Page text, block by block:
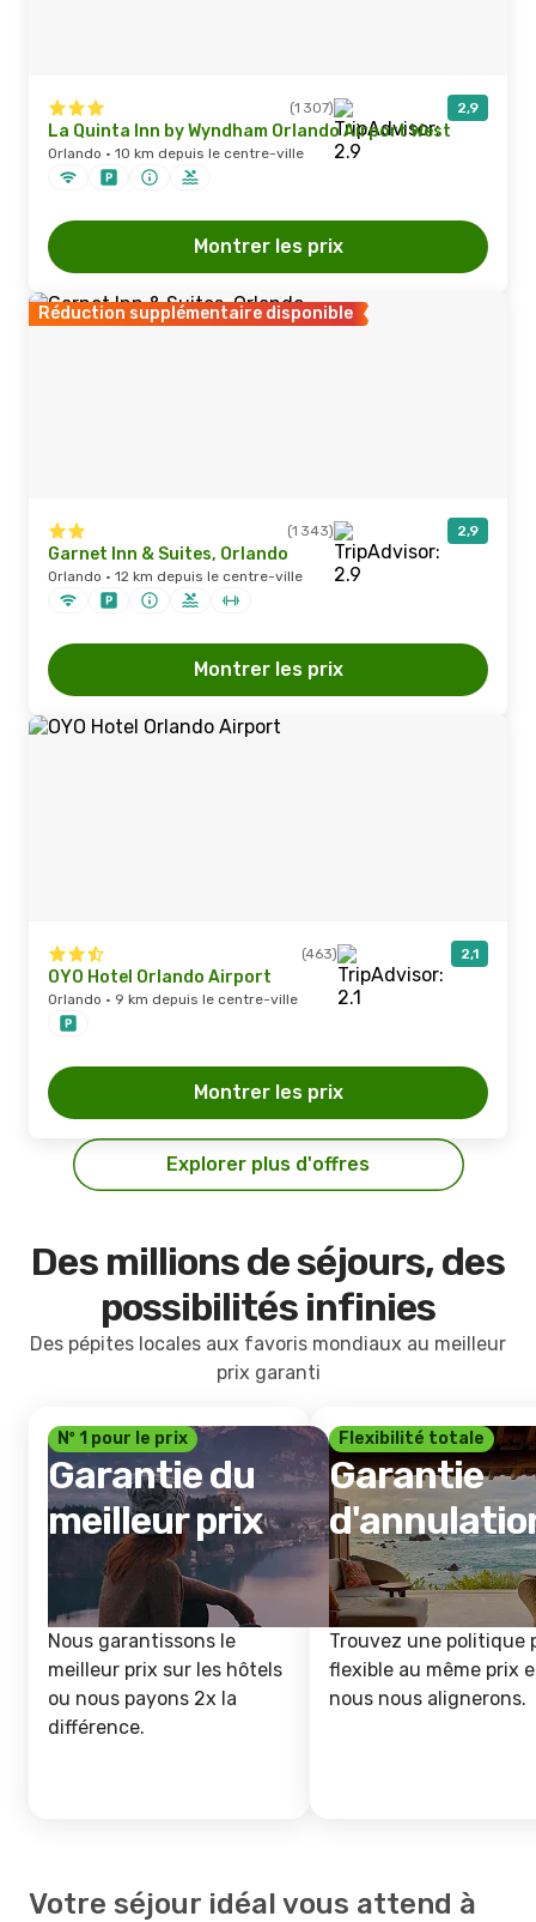
(1 307) 2,9
La Quinta Inn by Wyndham Orlando Airport West
Orlando · 10 km depuis le centre-ville
Montrer les prix
Réduction supplémentaire disponible
(1 343) 2,9
Garnet Inn & Suites, Orlando
Orlando · 12 km depuis le centre-ville
Montrer les prix
(463) 2,1
OYO Hotel Orlando Airport
Orlando · 9 km depuis le centre-ville
Montrer les prix
Explorer plus d'offres
Des millions de séjours, des
possibilités infinies
Des pépites locales aux favoris mondiaux au meilleur
prix garanti
Nº 1 pour le prix
Garantie du
meilleur prix
Nous garantissons le
meilleur prix sur les hôtels
ou nous payons 2x la
différence.
Flexibilité totale
Garantie
Trouvez une politique
flexible au même prix
nous nous alignerons.
Votre séjour idéal vous attend à